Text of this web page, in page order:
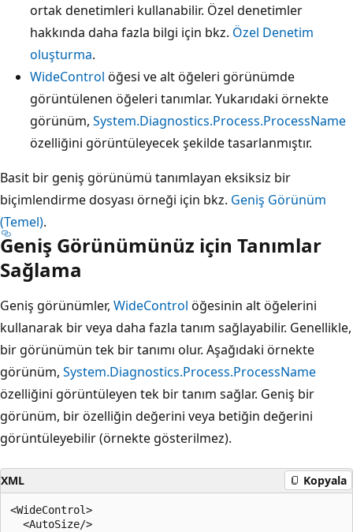
ortak denetimleri kullanabilir. Özel denetimler
hakkında daha fazla bilgi için bkz. Özel Denetim
oluşturma.
WideControl öğesi ve alt öğeleri görünümde
görüntülenen öğeleri tanımlar. Yukarıdaki örnekte
görünüm, System.Diagnostics.Process.ProcessName
özelliğini görüntüleyecek şekilde tasarlanmıştır.
Basit bir geniş görünümü tanımlayan eksiksiz bir
biçimlendirme dosyası örneği için bkz. Geniş Görünüm
(Temel).
Geniş Görünümünüz için Tanımlar
Sağlama
Geniş görünümler, WideControl öğesinin alt öğelerini
kullanarak bir veya daha fazla tanım sağlayabilir. Genellikle,
bir görünümün tek bir tanımı olur. Aşağıdaki örnekte
görünüm, System.Diagnostics.Process.ProcessName
özelliğini görüntüleyen tek bir tanım sağlar. Geniş bir
görünüm, bir özelliğin değerini veya betiğin değerini
görüntüleyebilir (örnekte gösterilmez).
XML Kopyala
<WideControl>
  <AutoSize/>